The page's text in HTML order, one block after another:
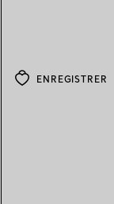
ENREGISTRER